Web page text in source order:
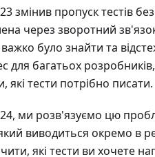
змінив пропуск тестів
через зворотний
важко було знайти та
для багатьох
які тести потрібно писати.
24, ми розв'язуємо цю
виводиться окремо в
які тести ви хочете